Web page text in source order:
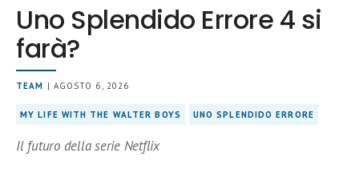
Uno Splendido Errore 4 si
farà?
TEAM | AGOSTO 6, 2026
MY LIFE WITH THE WALTER BOYS UNO SPLENDIDO ERRORE
Il futuro della serie Netflix